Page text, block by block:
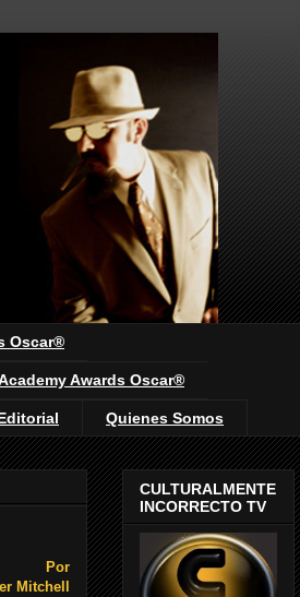
Oscar®
Awards Oscar®
Quienes Somos
Por
Mitchell
CULTURALMENTE
INCORRECTO TV